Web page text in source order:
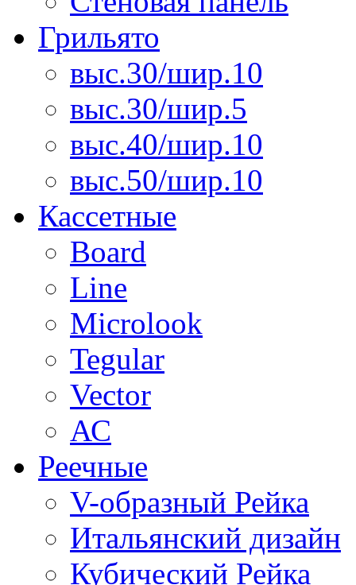
Грильято
выс.30/шир.10
выс.30/шир.5
выс.40/шир.10
выс.50/шир.10
Кассетные
Board
Line
Microlook
Tegular
Vector
АС
Реечные
V-образный Рейка
Итальянский дизайн
Кубический Рейка